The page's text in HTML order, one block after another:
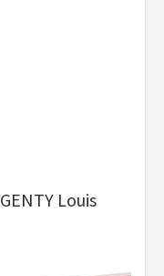
GENTY Louis